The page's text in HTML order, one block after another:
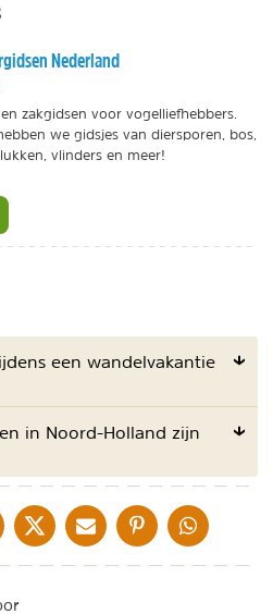
Nederland
zakgidsen voor vogelliefhebbers.
we gidsjes van diersporen, bos,
vlinders en meer!
een wandelvakantie
in Noord-Holland zijn
OP FACEBOOK
DELEN OP XDELEN VIA DE MAIL
DELEN OP PINTEREST
DELEN OP